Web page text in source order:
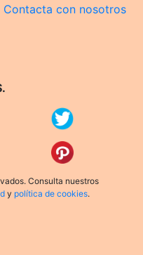
Contacta con nosotros
Consulta nuestros
y política de cookies.